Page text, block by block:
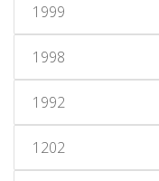
1999
1998
1992
1202